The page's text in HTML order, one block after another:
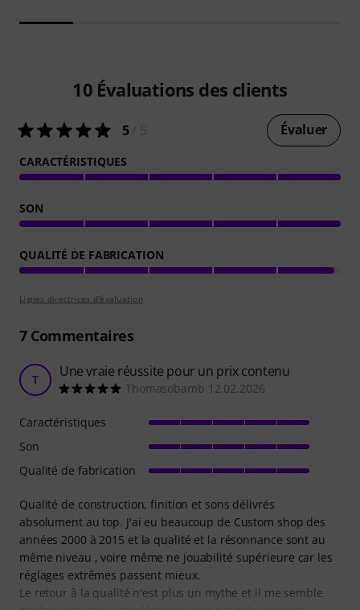
10 Évaluations des clients
5/ 5 Évaluer
CARACTÉRISTIQUES
SON
QUALITÉ DE FABRICATION
Lignes directrices d'évaluation
7Commentaires
T Une vraie réussite pour un prix contenu
Thomasobamb 12.02.2026
Qualité de construction, finition et sons délivrés
absolument au top. J'ai eu beaucoup de Custom shop des
années 2000 à 2015 et la qualité et la résonnance sont au
même niveau , voire même ne jouabilité supérieure car les
réglages extrêmes passent mieux.
Le retour à la qualité n'est plus un mythe et il me semble
Caractéristiques
Son
Qualité de fabrication